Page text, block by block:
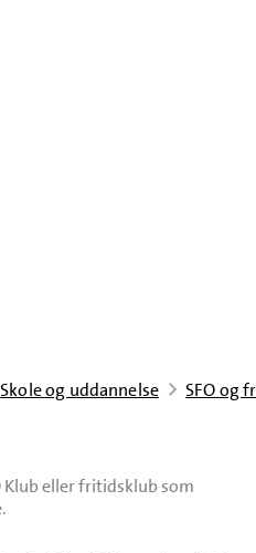
Skole og uddannelse SFO og
eller fritidsklub som